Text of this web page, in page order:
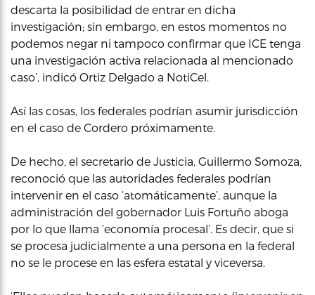
descarta la posibilidad de entrar en dicha
investigación; sin embargo, en estos momentos no
podemos negar ni tampoco confirmar que ICE tenga
una investigación activa relacionada al mencionado
caso’, indicó Ortiz Delgado a NotiCel.
Así las cosas, los federales podrían asumir jurisdicción
en el caso de Cordero próximamente.
De hecho, el secretario de Justicia, Guillermo Somoza,
reconoció que las autoridades federales podrían
intervenir en el caso ‘atomáticamente’, aunque la
administración del gobernador Luis Fortuño aboga
por lo que llama ‘economía procesal’. Es decir, que si
se procesa judicialmente a una persona en la federal
no se le procese en las esfera estatal y viceversa.